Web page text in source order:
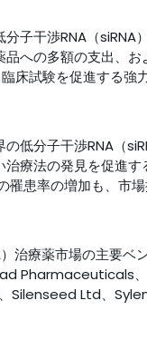
子干渉RNA（
への多額の支出、
床試験を促進する
低分子干渉RNA（
療法の発見を促進
罹患率の増加も、市
）治療薬市場の主要
Pharmaceuticals
Silenseed Ltd、